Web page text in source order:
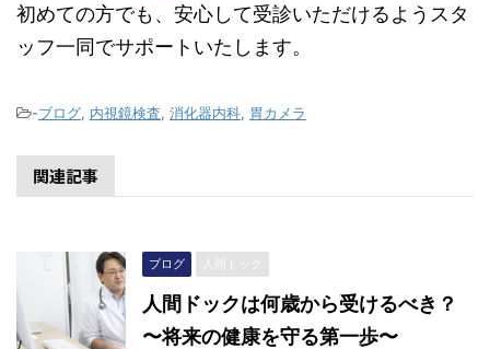
初めての方でも、安心して受診いただけるようスタ
ッフ一同でサポートいたします。
-ブログ, 内視鏡検査, 消化器内科, 胃カメラ
関連記事
ブログ 人間ドック
人間ドックは何歳から受けるべき？
〜将来の健康を守る第一歩〜